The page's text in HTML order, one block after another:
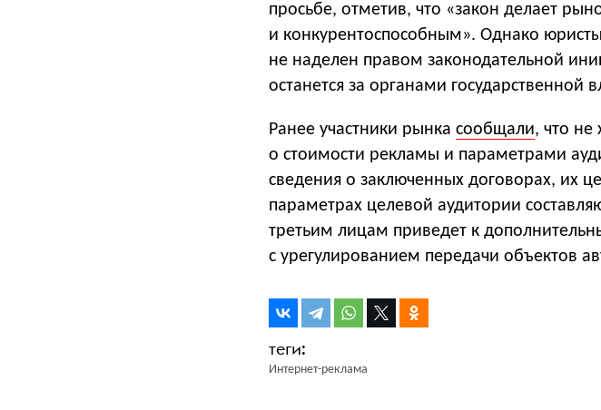
просьбе, отметив, что «закон делает
и конкурентоспособным». Однако
не наделен правом законодательной
останется за органами государственной
Ранее участники рынка сообщали, что не
о стоимости рекламы и параметрами
сведения о заключенных договорах, их
параметрах целевой аудитории
третьим лицам приведет к
с урегулированием передачи объектов
Интернет-реклама